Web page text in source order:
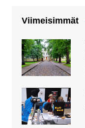
Viimeisimmät